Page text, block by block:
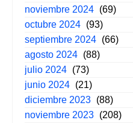
noviembre 2024 (69)
octubre 2024 (93)
septiembre 2024 (66)
agosto 2024 (88)
julio 2024 (73)
junio 2024 (21)
diciembre 2023 (88)
noviembre 2023 (208)